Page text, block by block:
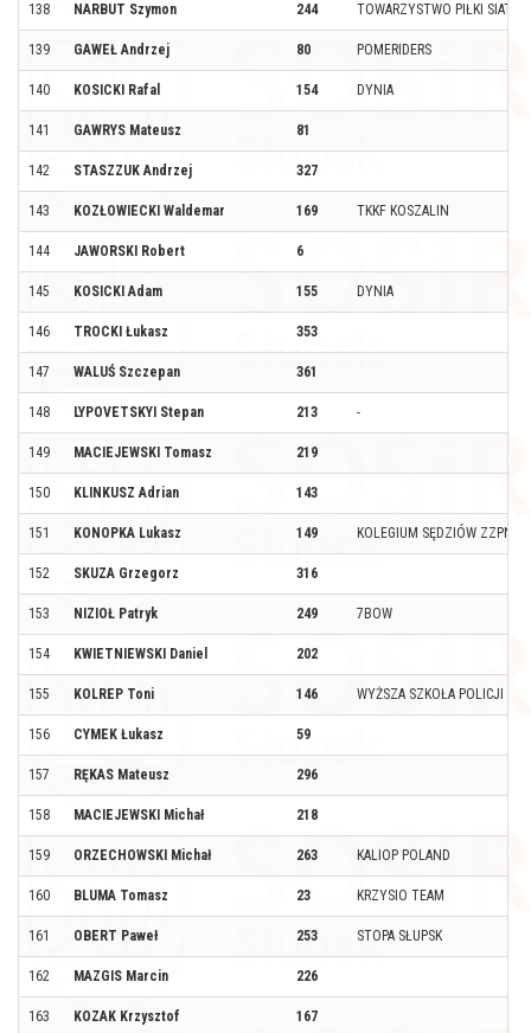
138 NARBUT Szymon 244 TOWARZYSTWO PIŁKI
139 GAWEŁ Andrzej 80 POMERIDERS
140 KOSICKI Rafal 154 DYNIA
141 GAWRYS Mateusz 81
142 STASZZUK Andrzej 327
143 KOZŁOWIECKI Waldemar 169 TKKF KOSZALIN
144 JAWORSKI Robert 6
145 KOSICKI Adam 155 DYNIA
146 TROCKI Łukasz 353
147 WALUŚ Szczepan 361
148 LYPOVETSKYI Stepan 213 -
149 MACIEJEWSKI Tomasz 219
150 KLINKUSZ Adrian 143
151 KONOPKA Lukasz 149 KOLEGIUM SĘDZIÓW ZZPN
152 SKUZA Grzegorz 316
153 NIZIOŁ Patryk 249 7BOW
154 KWIETNIEWSKI Daniel 202
155 KOLREP Toni 146 WYŻSZA SZKOŁA POLICJI W
156 CYMEK Łukasz 59
157 RĘKAS Mateusz 296
158 MACIEJEWSKI Michał 218
159 ORZECHOWSKI Michał 263 KALIOP POLAND
160 BLUMA Tomasz 23 KRZYSIO TEAM
161 OBERT Paweł 253 STOPA SŁUPSK
162 MAZGIS Marcin 226
163 KOZAK Krzysztof 167